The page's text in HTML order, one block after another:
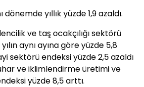
yıllık yüzde 1,9 azaldı.
ve taş ocakçılığı sektörü
aynı ayına göre yüzde 5,8
sektörü endeksi yüzde 2,5 azaldı
ve iklimlendirme üretimi ve
yüzde 8,5 arttı.